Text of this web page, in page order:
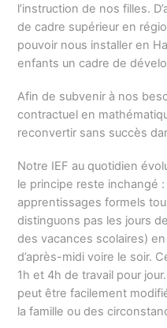
l’instruction de nos filles.
de cadre supérieur en
pouvoir nous installer en
enfants un cadre de
Afin de subvenir à nos
contractuel en
reconvertir sans succès
Notre IEF au quotidien
le principe reste inchangé
apprentissages formels
distinguons pas les jours
des vacances scolaires)
d’après-midi voire le soir.
1h et 4h de travail pour
peut être facilement
la famille ou des